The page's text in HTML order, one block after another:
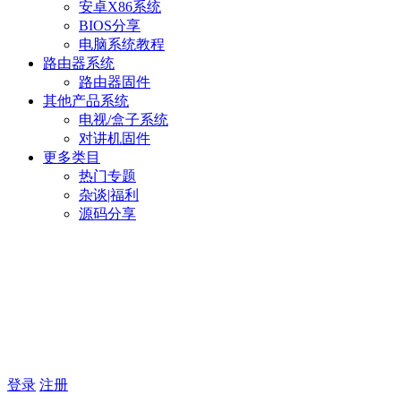
安卓X86系统
BIOS分享
电脑系统教程
路由器系统
路由器固件
其他产品系统
电视/盒子系统
对讲机固件
更多类目
热门专题
杂谈|福利
源码分享
登录 注册